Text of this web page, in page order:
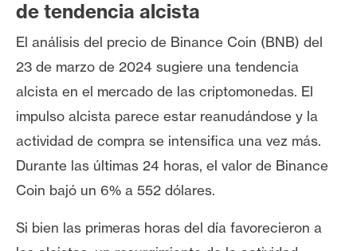
de tendencia alcista
El análisis del precio de Binance Coin (BNB) del
23 de marzo de 2024 sugiere una tendencia
alcista en el mercado de las criptomonedas. El
impulso alcista parece estar reanudándose y la
actividad de compra se intensifica una vez más.
Durante las últimas 24 horas, el valor de Binance
Coin bajó un 6% a 552 dólares.
Si bien las primeras horas del día favorecieron a